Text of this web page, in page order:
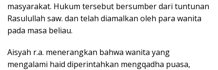
masyarakat. Hukum tersebut bersumber dari tuntunan
Rasulullah saw. dan telah diamalkan oleh para wanita
pada masa beliau.
Aisyah r.a. menerangkan bahwa wanita yang
mengalami haid diperintahkan mengqadha puasa,